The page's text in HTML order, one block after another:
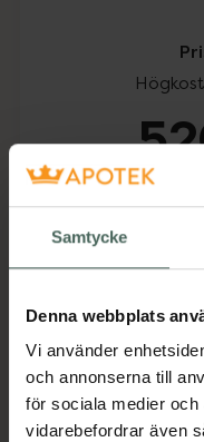
Samtycke
Denna webbplats
Vi använder
och annonserna till
för sociala medier
vidarebefordrar även
Köp
Aktuella
Beskrivning